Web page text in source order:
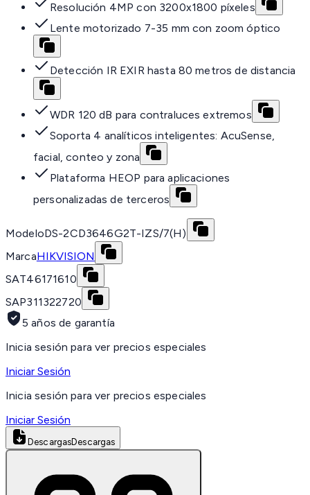
Resolución 4MP con 3200x1800 píxeles
Lente motorizado 7-35 mm con zoom óptico
Detección IR EXIR hasta 80 metros de distancia
WDR 120 dB para contraluces extremos
Soporta 4 analíticos inteligentes: AcuSense,
facial, conteo y zona
Plataforma HEOP para aplicaciones
personalizadas de terceros
ModeloDS-2CD3646G2T-IZS/7(H)
MarcaHIKVISION
SAT46171610
SAP311322720
5 años de garantía
Inicia sesión para ver precios especiales
Iniciar Sesión
Inicia sesión para ver precios especiales
Iniciar Sesión
DescargasDescargas